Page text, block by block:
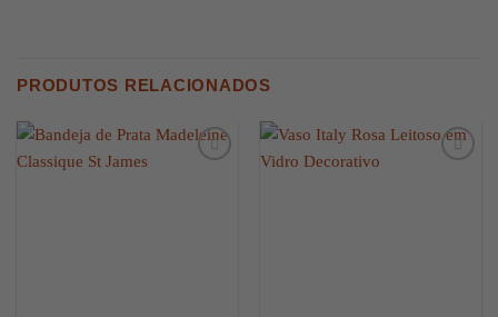
PRODUTOS RELACIONADOS